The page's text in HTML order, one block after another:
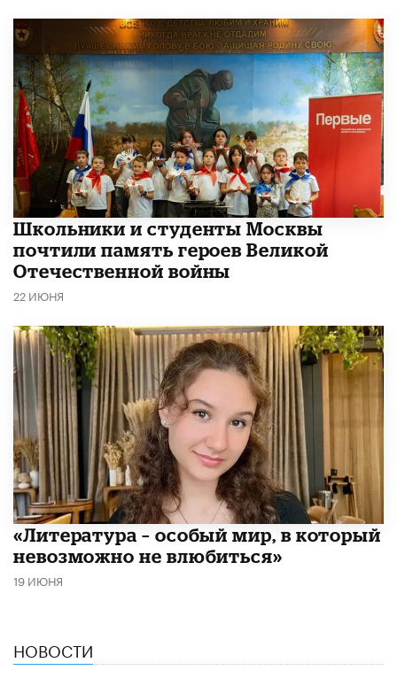
Школьники и студенты Москвы
почтили память героев Великой
Отечественной войны
22 ИЮНЯ
​«Литература – особый мир, в который
невозможно не влюбиться»
19 ИЮНЯ
НОВОСТИ